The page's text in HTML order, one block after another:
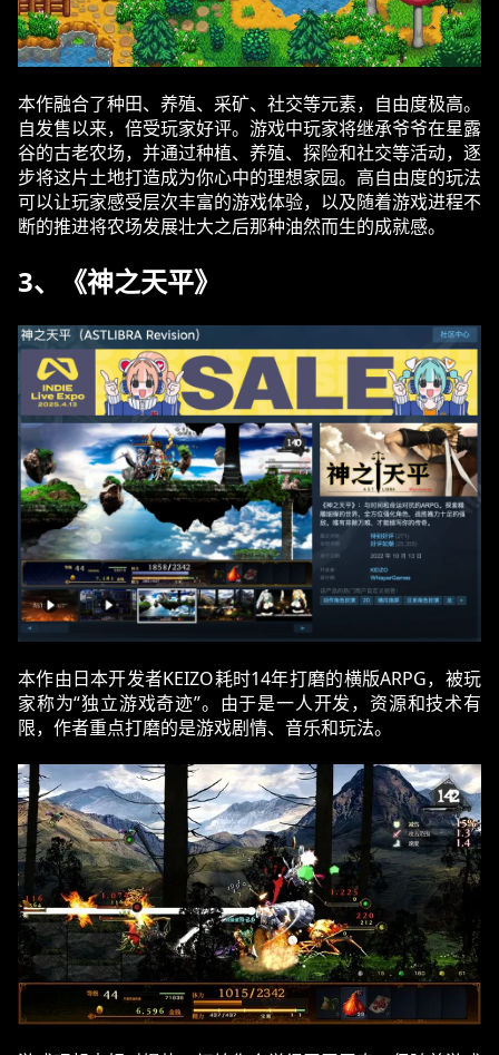
本作融合了种田、养殖、采矿、社交等元素，自由度极高。
自发售以来，倍受玩家好评。游戏中玩家将继承爷爷在星露
谷的古老农场，并通过种植、养殖、探险和社交等活动，逐
步将这片土地打造成为你心中的理想家园。高自由度的玩法
可以让玩家感受层次丰富的游戏体验，以及随着游戏进程不
断的推进将农场发展壮大之后那种油然而生的成就感。
3、《神之天平》
本作由日本开发者‌KEIZO‌耗时14年打磨的横版ARPG，被玩
家称为“独立游戏奇迹”。由于是一人开发，资源和技术有
限，作者重点打磨的是游戏剧情、音乐和玩法。